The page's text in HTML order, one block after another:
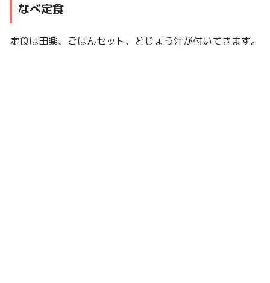
なべ定食
定食は田楽、ごはんセット、どじょう汁が付いてきます。